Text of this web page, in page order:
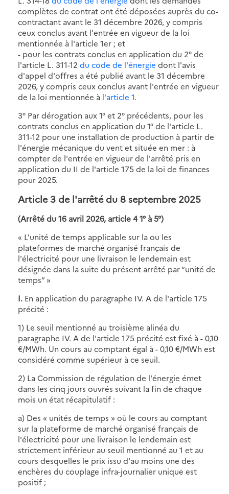
complètes de contrat ont été déposées auprès du co-
contractant avant le 31 décembre 2026, y compris
ceux conclus avant l'entrée en vigueur de la loi
mentionnée à l'article 1er ; et
- pour les contrats conclus en application du 2° de
l'article L. 311-12 du code de l'énergie dont l'avis
d'appel d'offres a été publié avant le 31 décembre
2026, y compris ceux conclus avant l'entrée en vigueur
de la loi mentionnée à l'article 1.
3° Par dérogation aux 1° et 2° précédents, pour les
contrats conclus en application du 1° de l'article L.
311-12 pour une installation de production à partir de
l'énergie mécanique du vent et située en mer : à
compter de l'entrée en vigueur de l'arrêté pris en
application du II de l'article 175 de la loi de finances
pour 2025.
Article 3 de l'arrêté du 8 septembre 2025
(Arrêté du 16 avril 2026, article 4 1° à 5°)
« L'unité de temps applicable sur la ou les
plateformes de marché organisé français de
l'électricité pour une livraison le lendemain est
désignée dans la suite du présent arrêté par “unité de
temps” »
I. En application du paragraphe IV. A de l'article 175
précité :
1) Le seuil mentionné au troisième alinéa du
paragraphe IV. A de l'article 175 précité est fixé à - 0,10
€/MWh. Un cours au comptant égal à - 0,10 €/MWh est
considéré comme supérieur à ce seuil.
2) La Commission de régulation de l'énergie émet
dans les cinq jours ouvrés suivant la fin de chaque
mois un état récapitulatif :
a) Des « unités de temps » où le cours au comptant
sur la plateforme de marché organisé français de
l'électricité pour une livraison le lendemain est
strictement inférieur au seuil mentionné au 1 et au
cours desquelles le prix issu d'au moins une des
enchères du couplage infra-journalier unique est
positif ;